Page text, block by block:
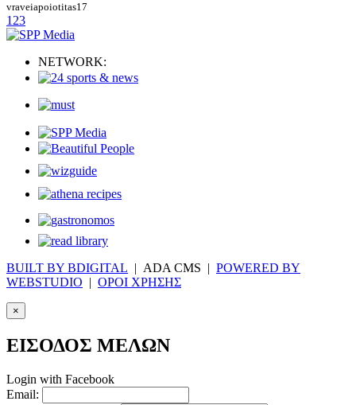
vraveiapoiotitas17
1 23
NETWORK:
BUILT BY BDIGITAL | ADA CMS | POWERED BY
WEBSTUDIO | ΟΡΟΙ ΧΡΗΣΗΣ
×
ΕΙΣΟΔΟΣ ΜΕΛΩΝ
Login with Facebook
Email: